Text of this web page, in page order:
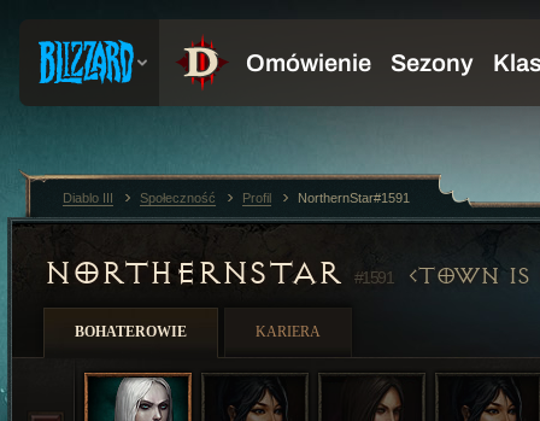
NORTHERNSTAR #1591 TOWN IS
BOHATEROWIE KARIERA
Diablo III Społeczność Profil NorthernStar#1591